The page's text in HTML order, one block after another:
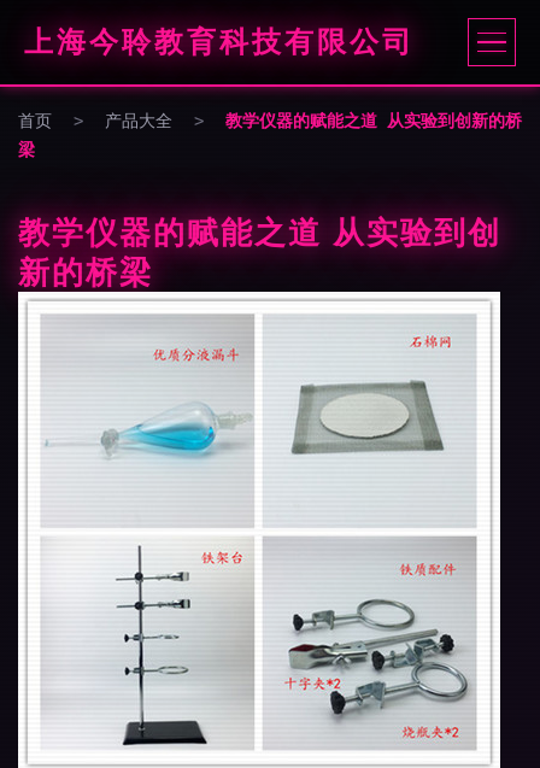
上海今聆教育科技有限公司
首页 > 产品大全 >
教学仪器的赋能之道 从实验到创新的桥
梁
教学仪器的赋能之道 从实验到创
新的桥梁